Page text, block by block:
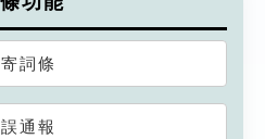
詞條
通報